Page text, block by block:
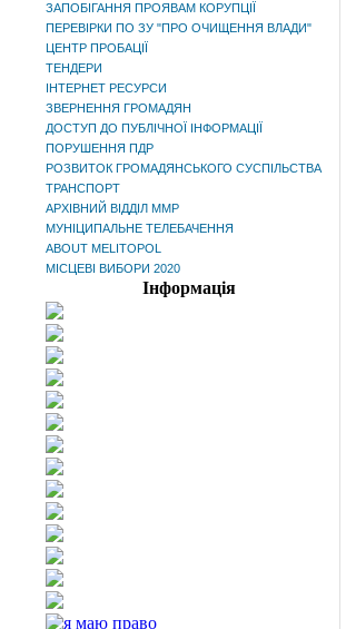
ЗАПОБІГАННЯ ПРОЯВАМ КОРУПЦІЇ
ПЕРЕВІРКИ ПО ЗУ "ПРО ОЧИЩЕННЯ ВЛАДИ"
ЦЕНТР ПРОБАЦІЇ
ТЕНДЕРИ
ІНТЕРНЕТ РЕСУРСИ
ЗВЕРНЕННЯ ГРОМАДЯН
ДОСТУП ДО ПУБЛІЧНОЇ ІНФОРМАЦІЇ
ПОРУШЕННЯ ПДР
РОЗВИТОК ГРОМАДЯНСЬКОГО СУСПІЛЬСТВА
ТРАНСПОРТ
АРХІВНИЙ ВІДДІЛ ММР
МУНІЦИПАЛЬНЕ ТЕЛЕБАЧЕННЯ
ABOUT MELITOPOL
МІСЦЕВІ ВИБОРИ 2020
Інформація